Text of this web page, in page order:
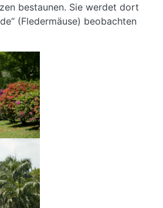
bestaunen. Sie werdet dort
(Fledermäuse) beobachten